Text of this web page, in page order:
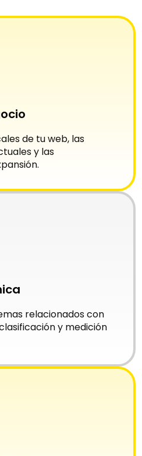
de tu web, las
y las
relacionados con
y medición